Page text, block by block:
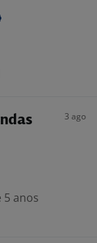
3 ago
5 anos